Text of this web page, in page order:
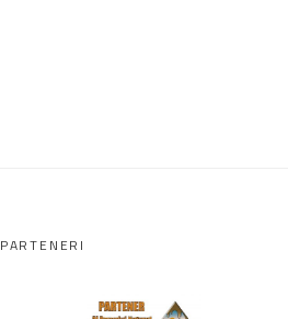
PARTENERI